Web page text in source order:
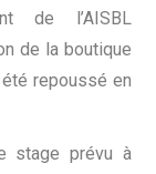
de l’AISBL
de la boutique
repoussé en
stage prévu à